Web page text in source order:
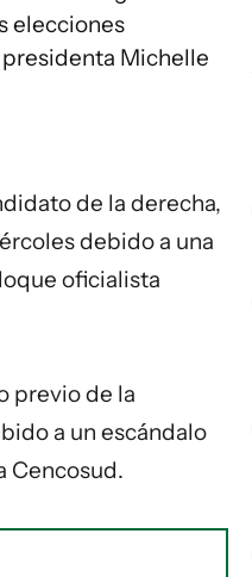
elecciones
Michelle
de la derecha,
debido a una
oficialista
previo de la
a un escándalo
Cencosud.